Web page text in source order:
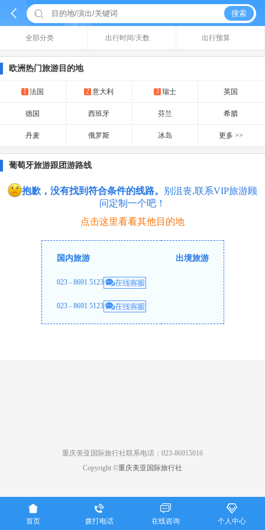
  搜索
全部分类 出行时间/天数 出行预算
欧洲热门旅游目的地
1 法国 2 意大利 3 瑞士 英国
德国 西班牙 芬兰 希腊
丹麦 俄罗斯 冰岛 更多 >>
葡萄牙旅游跟团游路线
抱歉，没有找到符合条件的线路。 别沮丧,联系VIP旅游顾
问定制一个吧！
点击这里看看其他目的地
国内旅游
023 - 8691 5123
023 - 8691 5123
出境旅游
重庆美亚国际旅行社联系电话：023-86915016
Copyright ©重庆美亚国际旅行社

首页

拨打电话

在线咨询

个人中心